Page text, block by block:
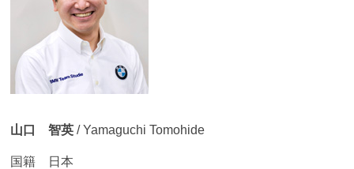
山口 智英/ Yamaguchi Tomohide
国籍 日本